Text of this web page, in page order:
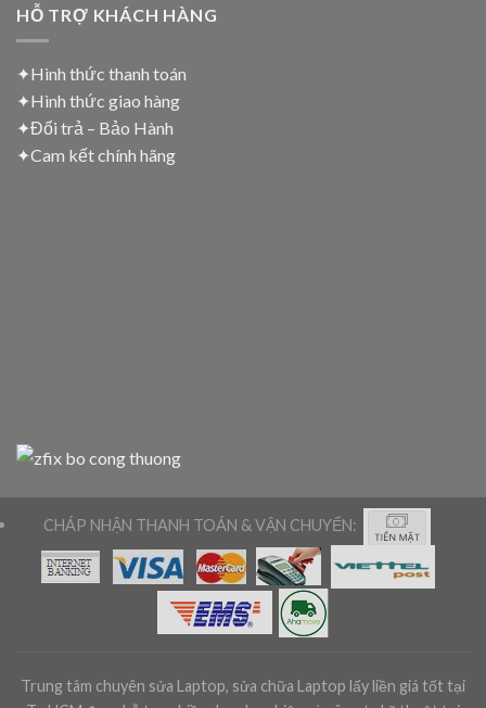
HỖ TRỢ KHÁCH HÀNG
✦Hình thức thanh toán
✦Hình thức giao hàng
✦Đổi trả – Bảo Hành
✦Cam kết chính hãng
CHÁP NHẬN THANH TOÁN & VẬN CHUYỂN:
Trung tâm chuyên sửa Laptop, sửa chữa Laptop lấy liền giá tốt tại